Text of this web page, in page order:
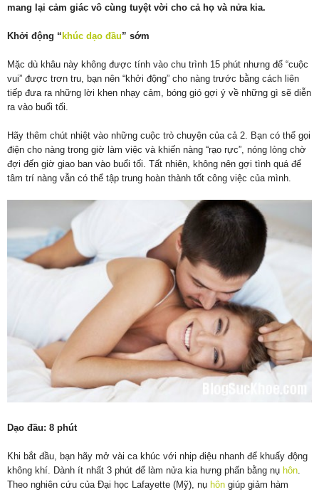
mang lại cảm giác vô cùng tuyệt vời cho cả họ và nửa kia.
Khởi động “ khúc dạo đầu” sớm
Mặc dù khâu này không được tính vào chu trình 15 phút nhưng để “cuộc
vui” được trơn tru, bạn nên “khởi động” cho nàng trước bằng cách liên
tiếp đưa ra những lời khen nhạy cảm, bóng gió gợi ý về những gì sẽ diễn
ra vào buổi tối.
Hãy thêm chút nhiệt vào những cuộc trò chuyện của cả 2. Bạn có thể gọi
điện cho nàng trong giờ làm việc và khiến nàng “rạo rực”, nóng lòng chờ
đợi đến giờ giao ban vào buổi tối. Tất nhiên, không nên gợi tình quá để
tâm trí nàng vẫn có thể tập trung hoàn thành tốt công việc của mình.
Dạo đầu: 8 phút
Khi bắt đầu, bạn hãy mở vài ca khúc với nhịp điệu nhanh để khuấy động
không khí. Dành ít nhất 3 phút để làm nửa kia hưng phấn bằng nụ hôn
Theo nghiên cứu của Đại học Lafayette (Mỹ), nụ hôn giúp giảm hàm